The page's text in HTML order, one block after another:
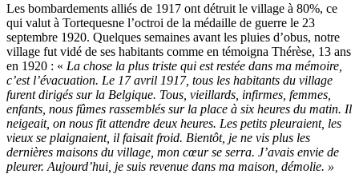
Les bombardements alliés de 1917 ont détruit le village à 80%, ce
qui valut à Tortequesne l’octroi de la médaille de guerre le 23
septembre 1920. Quelques semaines avant les pluies d’obus, notre
village fut vidé de ses habitants comme en témoigna Thérèse, 13 ans
en 1920 : « La chose la plus triste qui est restée dans ma mémoire,
c’est l’évacuation. Le 17 avril 1917, tous les habitants du village
furent dirigés sur la Belgique. Tous, vieillards, infirmes, femmes,
enfants, nous fûmes rassemblés sur la place à six heures du matin. Il
neigeait, on nous fit attendre deux heures. Les petits pleuraient, les
vieux se plaignaient, il faisait froid. Bientôt, je ne vis plus les
dernières maisons du village, mon cœur se serra. J’avais envie de
pleurer. Aujourd’hui, je suis revenue dans ma maison, démolie. »